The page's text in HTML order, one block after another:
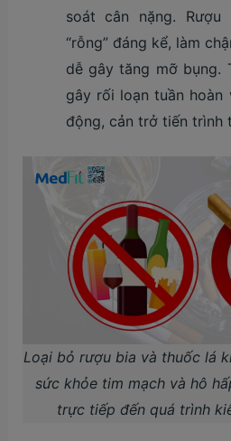
soát cân nặng.
“rỗng” đáng kể, làm
dễ gây tăng mỡ bụng.
gây rối loạn tuần hoàn
động, cản trở tiến trình
Loại bỏ rượu bia và thuốc lá
sức khỏe tim mạch và hô
trực tiếp đến quá trình